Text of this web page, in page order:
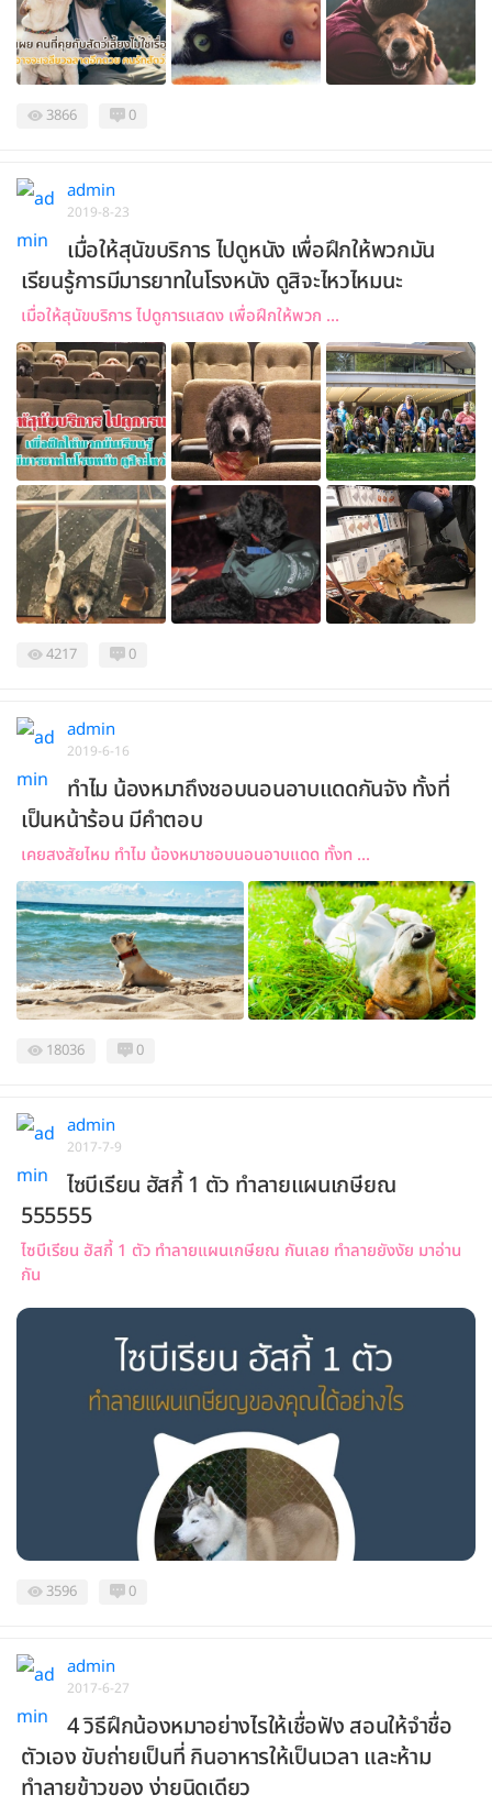
3866 0
admin
2019-8-23
เมื่อให้สุนัขบริการ ไปดูหนัง เพื่อฝึกให้พวกมัน
เรียนรู้การมีมารยาทในโรงหนัง ดูสิจะไหวไหมนะ
เมื่อให้สุนัขบริการ ไปดูการแสดง เพื่อฝึกให้พวก ...
4217 0
admin
2019-6-16
ทำไม น้องหมาถึงชอบนอนอาบแดดกันจัง ทั้งที่
เป็นหน้าร้อน มีคำตอบ
เคยสงสัยไหม ทำไม น้องหมาชอบนอนอาบแดด ทั้งท ...
18036 0
admin
2017-7-9
ไซบีเรียน ฮัสกี้ 1 ตัว ทำลายแผนเกษียณ
555555
ไซบีเรียน ฮัสกี้ 1 ตัว ทำลายแผนเกษียณ กันเลย ทำลายยังงัย มาอ่าน
กัน
3596 0
admin
2017-6-27
4 วิธีฝึกน้องหมาอย่างไรให้เชื่อฟัง สอนให้จำชื่อ
ตัวเอง ขับถ่ายเป็นที่ กินอาหารให้เป็นเวลา และห้าม
ทำลายข้าวของ ง่ายนิดเดียว